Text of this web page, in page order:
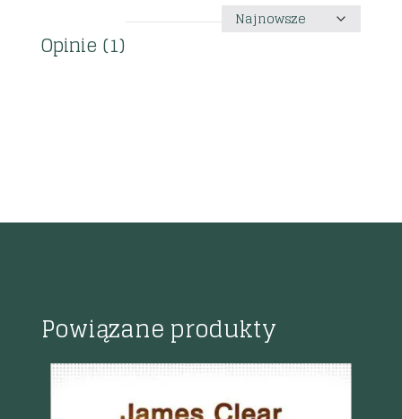
Sortuj
według
Opinie (1)
Powiązane produkty